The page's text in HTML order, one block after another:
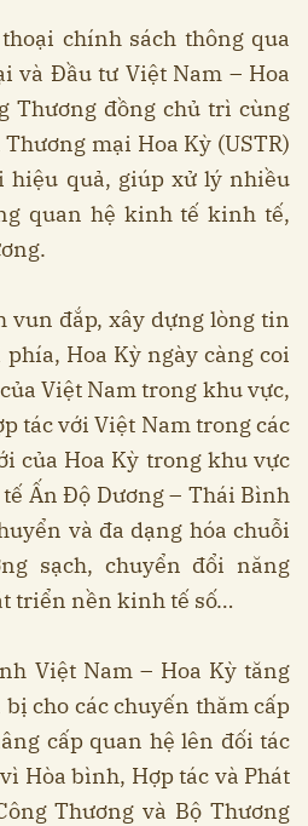
chính sách thông qua
và Đầu tư Việt Nam – Hoa
Thương đồng chủ trì cùng
mại Hoa Kỳ (USTR)
hiệu quả, giúp xử lý nhiều
quan hệ kinh tế kinh tế,
vun đắp, xây dựng lòng tin
Hoa Kỳ ngày càng coi
Việt Nam trong khu vực,
tác với Việt Nam trong các
của Hoa Kỳ trong khu vực
Ấn Độ Dương – Thái Bình
và đa dạng hóa chuỗi
sạch, chuyển đổi năng
triển nền kinh tế số…
Việt Nam – Hoa Kỳ tăng
cho các chuyến thăm cấp
cấp quan hệ lên đối tác
Hòa bình, Hợp tác và Phát
Thương và Bộ Thương